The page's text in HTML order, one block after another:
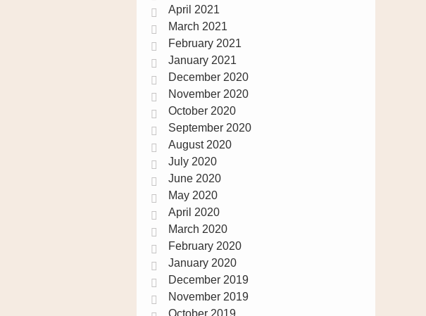
April 2021
March 2021
February 2021
January 2021
December 2020
November 2020
October 2020
September 2020
August 2020
July 2020
June 2020
May 2020
April 2020
March 2020
February 2020
January 2020
December 2019
November 2019